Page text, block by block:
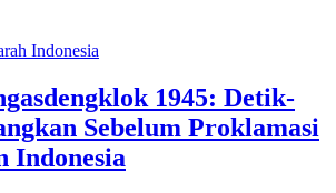
Indonesia
1945: Detik-
Sebelum Proklamasi
Indonesia